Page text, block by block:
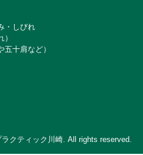
・しびれ
十肩など）
ラクティック川崎. All rights reserved.